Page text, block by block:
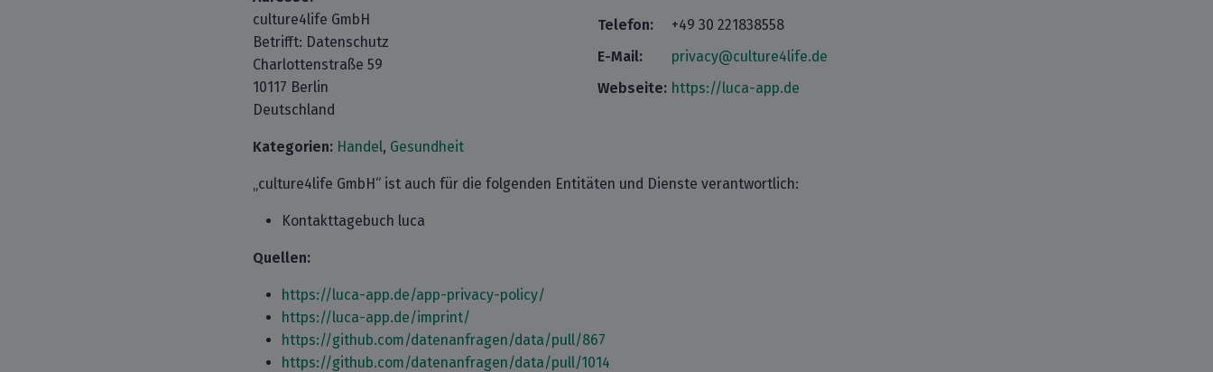
culture4life GmbH
Betrifft: Datenschutz
Charlottenstraße 59
10117 Berlin
Deutschland
Telefon:
+49 30 221838558
E-Mail:
privacy@culture4life.de
Webseite: https://luca-app.de
Kategorien: Handel, Gesundheit
„culture4life GmbH“ ist auch für die folgenden Entitäten und Dienste verantwortlich:
Kontakttagebuch luca
Quellen:
https://luca-app.de/app-privacy-policy/
https://luca-app.de/imprint/
https://github.com/datenanfragen/data/pull/867
https://github.com/datenanfragen/data/pull/1014